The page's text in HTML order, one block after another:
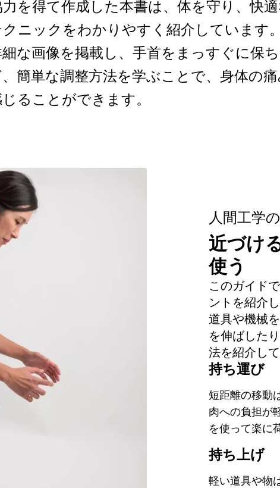
を得て作成した本書は、体を守り、快
ニックをわかりやすく紹介しています
な画像を掲載し、手首をまっすぐに保
簡単な調整方法を学ぶことで、身体の
ることができます。
人間工学
近づけ
使う
このガイド
ントを紹介
道具や機械
を伸ばした
法を紹介し
持ち運び
短距離の移動
肉への負担が
を使って楽に
持ち上げ
軽い道具や物